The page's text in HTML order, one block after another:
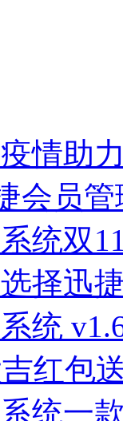
情助
会员
统双
择迅
统
红包
统一